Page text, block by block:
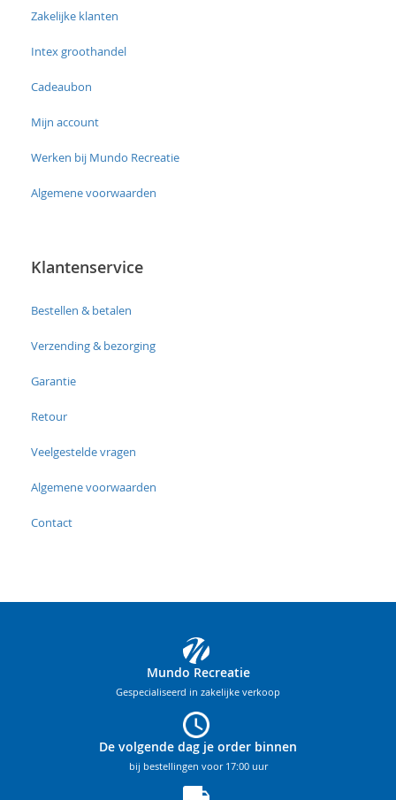
Zakelijke klanten
Intex groothandel
Cadeaubon
Mijn account
Werken bij Mundo Recreatie
Algemene voorwaarden
Klantenservice
Bestellen & betalen
Verzending & bezorging
Garantie
Retour
Veelgestelde vragen
Algemene voorwaarden
Contact
Mundo Recreatie
Gespecialiseerd in zakelijke verkoop
De volgende dag je order binnen
bij bestellingen voor 17:00 uur